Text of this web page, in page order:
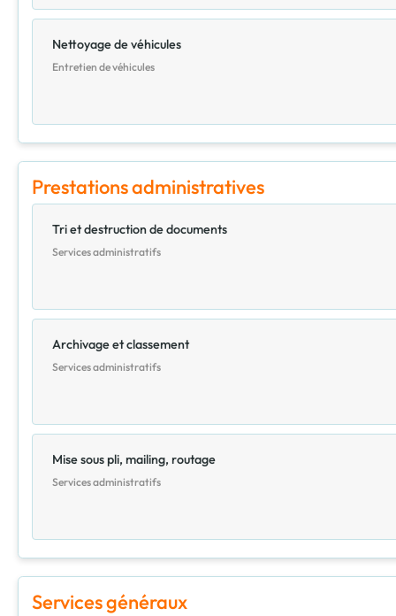
Nettoyage de véhicules
Entretien de véhicules
Prestations administratives
Tri et destruction de documents
Services administratifs
Archivage et classement
Services administratifs
Mise sous pli, mailing, routage
Services administratifs
Services généraux